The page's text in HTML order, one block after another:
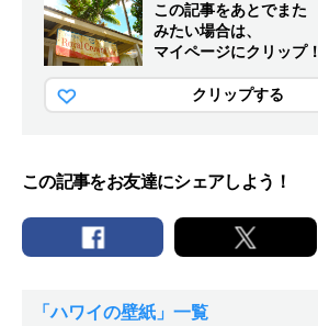
この記事をあとでまた
みたい場合は、
マイページにクリップ！
クリップする
この記事をお友達にシェアしよう！
「ハワイの壁紙」一覧